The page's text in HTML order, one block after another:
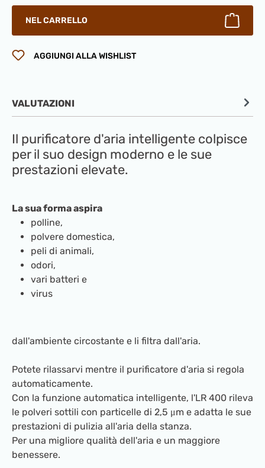
NEL CARRELLO
AGGIUNGI ALLA WISHLIST
VALUTAZIONI
Il purificatore d'aria intelligente colpisce
per il suo design moderno e le sue
prestazioni elevate.
La sua forma aspira
polline,
polvere domestica,
peli di animali,
odori,
vari batteri e
virus
dall'ambiente circostante e li filtra dall'aria.
Potete rilassarvi mentre il purificatore d'aria si regola
automaticamente.
Con la funzione automatica intelligente, l'LR 400 rileva
le polveri sottili con particelle di 2,5 μm e adatta le sue
prestazioni di pulizia all'aria della stanza.
Per una migliore qualità dell'aria e un maggiore
benessere.